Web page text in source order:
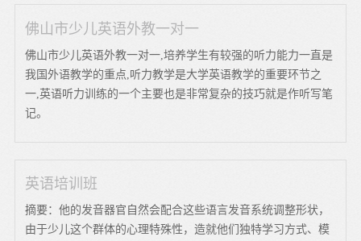
佛山市少儿英语外教一对一
佛山市少儿英语外教一对一,培养学生有较强的听力能力一直是
我国外语教学的重点,听力教学是大学英语教学的重要环节之
一,英语听力训练的一个主要也是非常复杂的技巧就是作听写笔
记。
英语培训班
摘要：他的发音器官自然会配合这些语言发音系统调整形状，
由于少儿这个群体的心理特殊性，造就他们独特学习方式、模